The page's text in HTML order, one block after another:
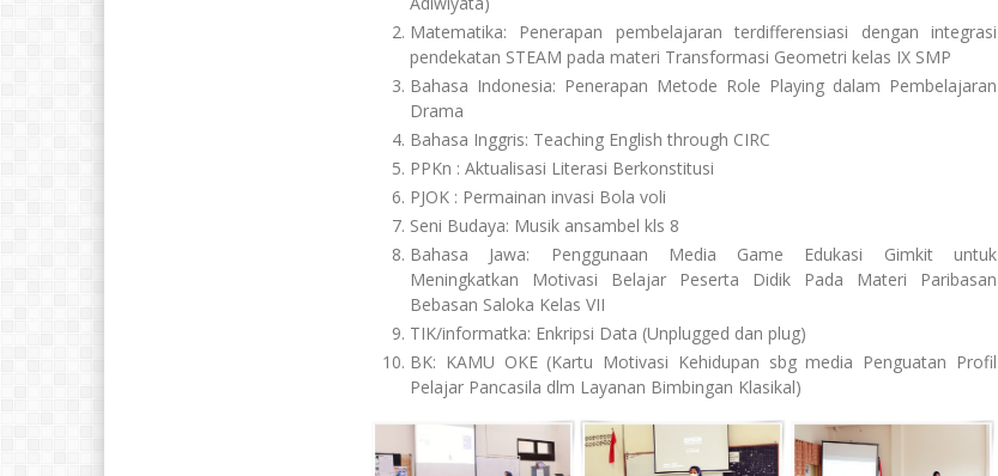
Matematika: Penerapan pembelajaran terdifferensiasi dengan integrasi
pendekatan STEAM pada materi Transformasi Geometri kelas IX SMP
Bahasa Indonesia: Penerapan Metode Role Playing dalam Pembelajaran
Drama
Bahasa Inggris: Teaching English through CIRC
PPKn : Aktualisasi Literasi Berkonstitusi
PJOK : Permainan invasi Bola voli
Seni Budaya: Musik ansambel kls 8
Bahasa Jawa: Penggunaan Media Game Edukasi Gimkit untuk
Meningkatkan Motivasi Belajar Peserta Didik Pada Materi Paribasan
Bebasan Saloka Kelas VII
TIK/informatka: Enkripsi Data (Unplugged dan plug)
BK: KAMU OKE (Kartu Motivasi Kehidupan sbg media Penguatan Profil
Pelajar Pancasila dlm Layanan Bimbingan Klasikal)